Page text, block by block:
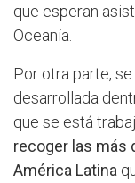
que esperan
Oceanía.
Por otra parte,
desarrollada
que se está
recoger las más
América Latina